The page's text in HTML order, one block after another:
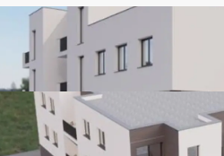
kreditnog financiranja.
izgradnja počinje
mjeseci nakon početka gradnje.